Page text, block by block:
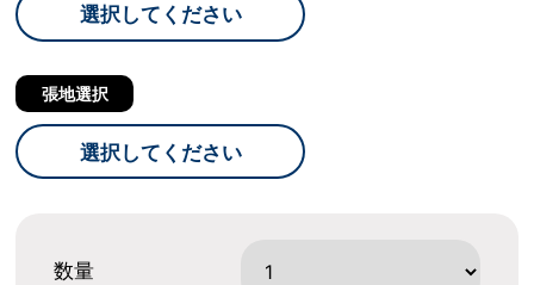
選択してください
張地選択
選択してください
数量